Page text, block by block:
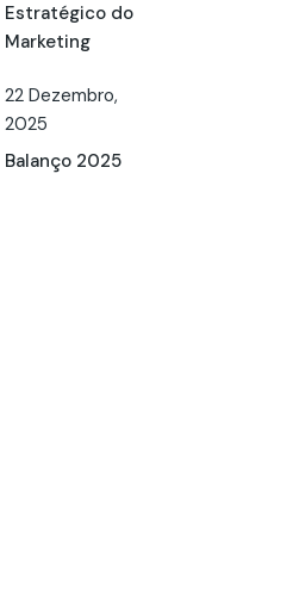
Estratégico do
Marketing
22 Dezembro,
2025
Balanço 2025